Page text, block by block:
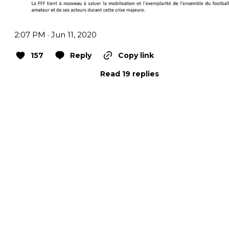
2:07 PM · Jun 11, 2020
157 Reply
Copy link
Read 19 replies